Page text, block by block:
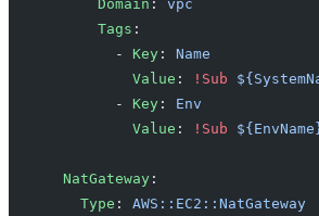
      Domain
: vpc
      Tags
:
        -
Key : Name
          Value
: !Sub
        -
Key : Env
          Value
: !Sub
  NatGateway
:
    Type
: AWS::EC2::NatGateway